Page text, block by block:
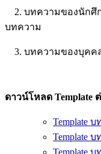
2. บทความของนักศึก
บทความ
3. บทความของบุคคล
ดาวน์โหลด Template
Template
Template